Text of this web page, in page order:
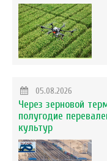
05.08.2026
Через зерновой
полугодие
культур